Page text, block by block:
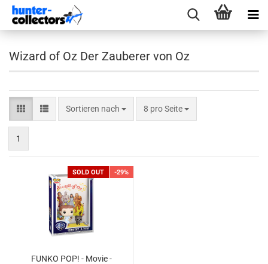
Wizard of Oz Der Zauberer von Oz
Sortieren nach
Sortieren nach 8 pro Seite
pro Seite
1
SOLD OUT -29%
FUNKO POP! - Movie -